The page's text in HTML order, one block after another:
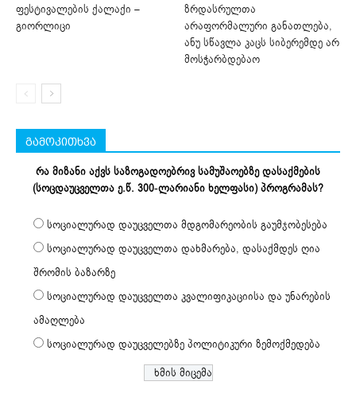
ფესტივალების ქალაქი –
გიორლიცი
ზრდასრულთა
არაფორმალური განათლება,
ანუ სწავლა კაცს სიბერემდე არ
მოსჭარბდებაო
გამოკითხვა
რა მიზანი აქვს საზოგადოებრივ სამუშაოებზე დასაქმების
(სოცდაუცველთა ე.წ. 300-ლარიანი ხელფასი) პროგრამას?
სოციალურად დაუცველთა მდგომარეობის გაუმჯობესება
სოციალურად დაუცველთა დახმარება, დასაქმდეს ღია
შრომის ბაზარზე
სოციალურად დაუცველთა კვალიფიკაციისა და უნარების
ამაღლება
სოციალურად დაუცველებზე პოლიტიკური ზემოქმედება